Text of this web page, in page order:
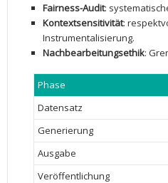
Fairness-Audit:
Kontextsensitivität:
Instrumentalisierung.
Nachbearbeitungsethik:
Phase
Datensatz
Generierung
Ausgabe
Veröffentlichung